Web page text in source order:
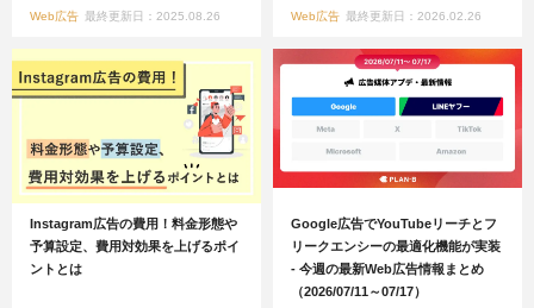
Web広告 最終更新日：2025.08.26 Web広告 最終更新日：2026.02.26
Instagram広告の費用！料金形態や
予算設定、費用対効果を上げるポイ
ントとは
Google広告でYouTubeリーチとフ
リークエンシーの最適化機能が実装
- 今週の最新Web広告情報まとめ
（2026/07/11～07/17）